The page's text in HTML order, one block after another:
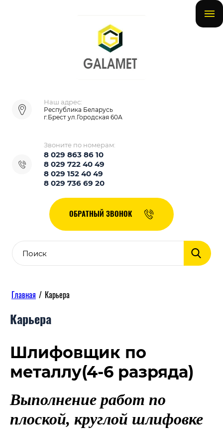
Наш адрес:
Республика Беларусь
г.Брест ул.Городская 60А
Звоните по номерам:
8 029 863 86 10
8 029 722 40 49
8 029 152 40 49
8 029 736 69 20
ОБРАТНЫЙ ЗВОНОК
Главная / Карьера
Карьера
Шлифовщик по
металлу(4-6 разряда)
Выполнение работ по
плоской, круглой шлифовке